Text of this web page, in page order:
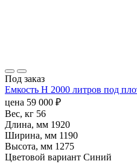
Под заказ
Емкость H 2000 литров под
цена 59 000 ₽
Вес, кг 56
Длина, мм 1920
Ширина, мм 1190
Высота, мм 1275
Цветовой вариант Синий